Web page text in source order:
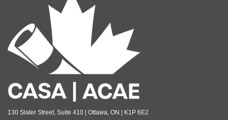
130 Slater Street, Suite 410 | Ottawa, ON | K1P 6E2